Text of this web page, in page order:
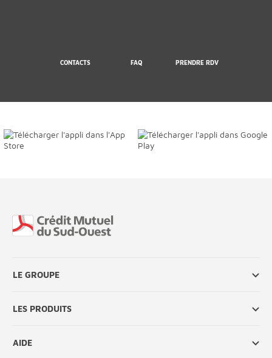
CONTACTS FAQ PRENDRE RDV
LE GROUPE
LES PRODUITS
AIDE
Fin de page